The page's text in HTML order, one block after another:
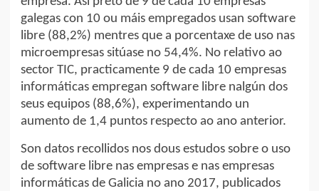
galegas con 10 ou máis empregados usan software
libre (88,2%) mentres que a porcentaxe de uso nas
microempresas sitúase no 54,4%. No relativo ao
sector TIC, practicamente 9 de cada 10 empresas
informáticas empregan software libre nalgún dos
seus equipos (88,6%), experimentando un
aumento de 1,4 puntos respecto ao ano anterior.
Son datos recollidos nos dous estudos sobre o uso
de software libre nas empresas e nas empresas
informáticas de Galicia no ano 2017, publicados